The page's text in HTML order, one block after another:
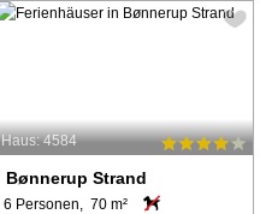
Haus: 4584
Bønnerup Strand
6 Personen, 70 m²